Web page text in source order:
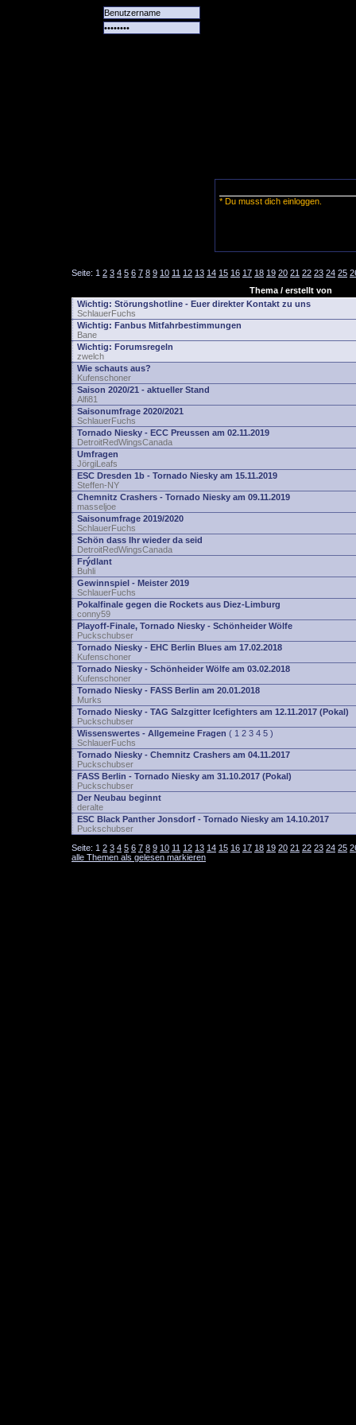
* Du musst dich einloggen.
Seite: 1 2 3 4 5 6 7 8 9 10 11 12 13 14 15 16 17 18 19 20 21 22 23 24 25
Thema / erstellt von
Wichtig: Störungshotline - Euer direkter Kontakt zu uns
SchlauerFuchs
Wichtig: Fanbus Mitfahrbestimmungen
Bane
Wichtig: Forumsregeln
zwelch
Wie schauts aus?
Kufenschoner
Saison 2020/21 - aktueller Stand
Alfi81
Saisonumfrage 2020/2021
SchlauerFuchs
Tornado Niesky - ECC Preussen am 02.11.2019
DetroitRedWingsCanada
Umfragen
JörgiLeafs
ESC Dresden 1b - Tornado Niesky am 15.11.2019
Steffen-NY
Chemnitz Crashers - Tornado Niesky am 09.11.2019
masseljoe
Saisonumfrage 2019/2020
SchlauerFuchs
Schön dass Ihr wieder da seid
DetroitRedWingsCanada
Frýdlant
Buhli
Gewinnspiel - Meister 2019
SchlauerFuchs
Pokalfinale gegen die Rockets aus Diez-Limburg
conny59
Playoff-Finale, Tornado Niesky - Schönheider Wölfe
Puckschubser
Tornado Niesky - EHC Berlin Blues am 17.02.2018
Kufenschoner
Tornado Niesky - Schönheider Wölfe am 03.02.2018
Kufenschoner
Tornado Niesky - FASS Berlin am 20.01.2018
Murks
Tornado Niesky - TAG Salzgitter Icefighters am 12.11.2017 (Pokal)
Puckschubser
Wissenswertes - Allgemeine Fragen ( 1 2 3 4 5 )
SchlauerFuchs
Tornado Niesky - Chemnitz Crashers am 04.11.2017
Puckschubser
FASS Berlin - Tornado Niesky am 31.10.2017 (Pokal)
Puckschubser
Der Neubau beginnt
deralte
ESC Black Panther Jonsdorf - Tornado Niesky am 14.10.2017
Puckschubser
Seite: 1 2 3 4 5 6 7 8 9 10 11 12 13 14 15 16 17 18 19 20 21 22 23 24 25
alle Themen als gelesen markieren